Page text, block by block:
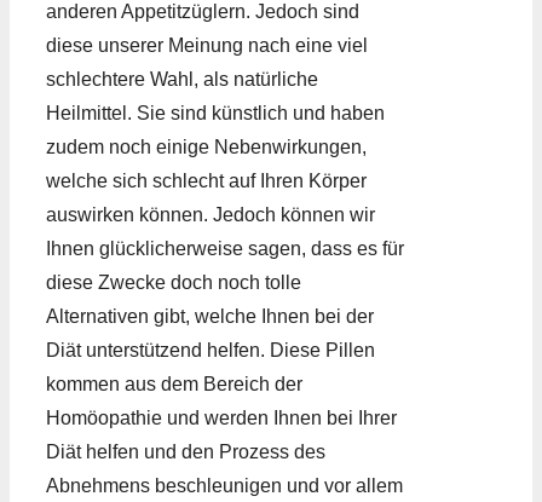
anderen Appetitzüglern. Jedoch sind
diese unserer Meinung nach eine viel
schlechtere Wahl, als natürliche
Heilmittel. Sie sind künstlich und haben
zudem noch einige Nebenwirkungen,
welche sich schlecht auf Ihren Körper
auswirken können. Jedoch können wir
Ihnen glücklicherweise sagen, dass es für
diese Zwecke doch noch tolle
Alternativen gibt, welche Ihnen bei der
Diät unterstützend helfen. Diese Pillen
kommen aus dem Bereich der
Homöopathie und werden Ihnen bei Ihrer
Diät helfen und den Prozess des
Abnehmens beschleunigen und vor allem